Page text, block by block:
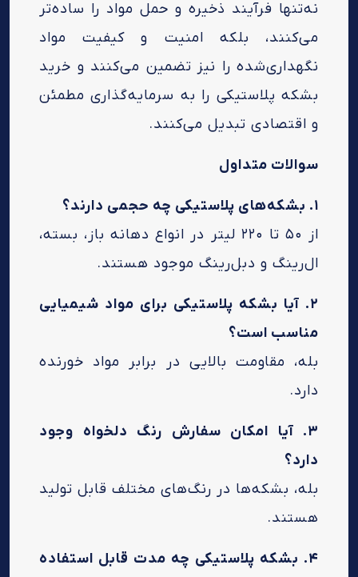
نه‌تنها فرآیند ذخیره و حمل مواد را ساده‌تر
می‌کنند، بلکه امنیت و کیفیت مواد
نگهداری‌شده را نیز تضمین می‌کنند و خرید
بشکه پلاستیکی را به سرمایه‌گذاری مطمئن
و اقتصادی تبدیل می‌کنند.
سوالات متداول
۱. بشکه‌های پلاستیکی چه حجمی دارند؟
از ۵۰ تا ۲۲۰ لیتر در انواع دهانه باز، بسته،
ال‌رینگ و دبل‌رینگ موجود هستند.
۲. آیا بشکه پلاستیکی برای مواد شیمیایی
مناسب است؟
بله، مقاومت بالایی در برابر مواد خورنده
دارد.
۳. آیا امکان سفارش رنگ دلخواه وجود
دارد؟
بله، بشکه‌ها در رنگ‌های مختلف قابل تولید
هستند.
۴. بشکه پلاستیکی چه مدت قابل استفاده